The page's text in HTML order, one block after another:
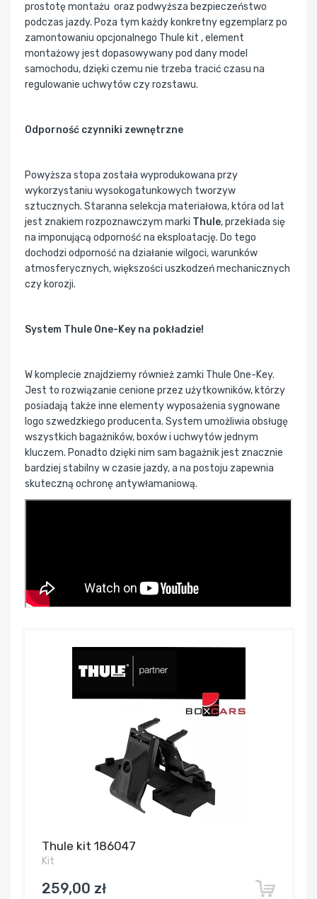
prostotę montażu oraz podwyższa bezpieczeństwo
podczas jazdy. Poza tym każdy konkretny egzemplarz po
zamontowaniu opcjonalnego Thule kit , element
montażowy jest dopasowywany pod dany model
samochodu, dzięki czemu nie trzeba tracić czasu na
regulowanie uchwytów czy rozstawu.
Odporność czynniki zewnętrzne
Powyższa stopa została wyprodukowana przy
wykorzystaniu wysokogatunkowych tworzyw
sztucznych. Staranna selekcja materiałowa, która od lat
jest znakiem rozpoznawczym marki Thule, przekłada się
na imponującą odporność na eksploatację. Do tego
dochodzi odporność na działanie wilgoci, warunków
atmosferycznych, większości uszkodzeń mechanicznych
czy korozji.
System Thule One-Key na pokładzie!
W komplecie znajdziemy również zamki Thule One-Key.
Jest to rozwiązanie cenione przez użytkowników, którzy
posiadają także inne elementy wyposażenia sygnowane
logo szwedzkiego producenta. System umożliwia obsługę
wszystkich bagażników, boxów i uchwytów jednym
kluczem. Ponadto dzięki nim sam bagażnik jest znacznie
bardziej stabilny w czasie jazdy, a na postoju zapewnia
skuteczną ochronę antywłamaniową.
Thule kit 186047
Kit
259,00 zł